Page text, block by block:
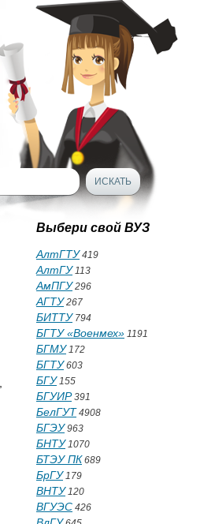
Выбери свой ВУЗ
АлтГТУ419
АлтГУ113
АмПГУ296
АГТУ267
БИТТУ794
БГТУ «Военмех» 1191
БГМУ172
БГТУ603
БГУ155
БГУИР391
БелГУТ 4908
БГЭУ963
БНТУ1070
БТЭУ ПК 689
БрГУ179
ВНТУ120
ВГУЭС 426